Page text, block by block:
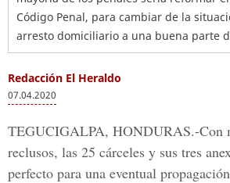
Código Penal, para cambiar de la
arresto domiciliario a una buena parte
Redacción El Heraldo
07.04.2020
TEGUCIGALPA, HONDURAS.-Con
reclusos, las 25 cárceles y sus tres
perfecto para una eventual